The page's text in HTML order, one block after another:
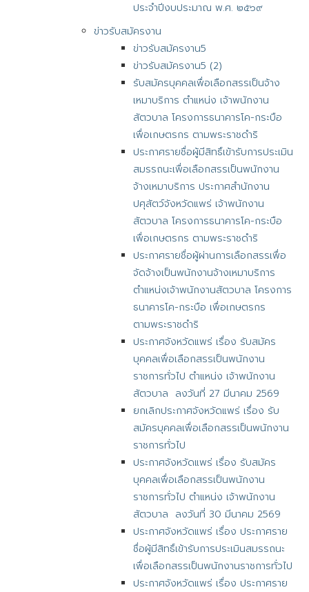
ประจำปีงบประมาณ พ.ศ. ๒๕๖๙
ข่าวรับสมัครงาน
ข่าวรับสมัครงาน5
ข่าวรับสมัครงาน5 (2)
รับสมัครบุคคลเพื่อเลือกสรรเป็นจ้าง
เหมาบริการ ตำแหน่ง เจ้าพนักงาน
สัตวบาล โครงการธนาคารโค-กระบือ
เพื่อเกษตรกร ตามพระราชดำริ
ประกาศรายชื่อผู้มีสิทธิ์เข้ารับการประเมิน
สมรรถนะเพื่อเลือกสรรเป็นพนักงาน
จ้างเหมาบริการ ประกาศสำนักงาน
ปศุสัตว์จังหวัดแพร่ เจ้าพนักงาน
สัตวบาล โครงการธนาคารโค-กระบือ
เพื่อเกษตรกร ตามพระราชดำริ
ประกาศรายชื่อผู้ผ่านการเลือกสรรเพื่อ
จัดจ้างเป็นพนักงานจ้างเหมาบริการ
ตำแหน่งเจ้าพนักงานสัตวบาล โครงการ
ธนาคารโค-กระบือ เพื่อเกษตรกร
ตามพระราชดำริ
ประกาศจังหวัดแพร่ เรื่อง รับสมัคร
บุคคลเพื่อเลือกสรรเป็นพนักงาน
ราชการทั่วไป ตำแหน่ง เจ้าพนักงาน
สัตวบาล ลงวันที่ 27 มีนาคม 2569
ยกเลิกประกาศจังหวัดแพร่ เรื่อง รับ
สมัครบุคคลเพื่อเลือกสรรเป็นพนักงาน
ราชการทั่วไป
ประกาศจังหวัดแพร่ เรื่อง รับสมัคร
บุคคลเพื่อเลือกสรรเป็นพนักงาน
ราชการทั่วไป ตำแหน่ง เจ้าพนักงาน
สัตวบาล ลงวันที่ 30 มีนาคม 2569
ประกาศจังหวัดแพร่ เรื่อง ประกาศราย
ชื่อผู้มีสิทธิ์เข้ารับการประเมินสมรรถนะ
เพื่อเลือกสรรเป็นพนักงานราชการทั่วไป
ประกาศจังหวัดแพร่ เรื่อง ประกาศราย